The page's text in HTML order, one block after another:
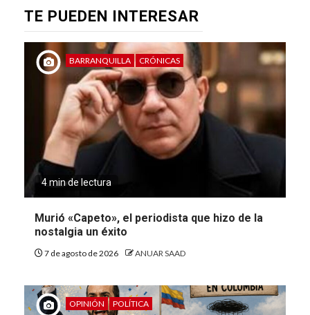
TE PUEDEN INTERESAR
BARRANQUILLA CRÓNICAS
4 min de lectura
Murió «Capeto», el periodista que hizo de la
nostalgia un éxito
7 de agosto de 2026 ANUAR SAAD
OPINIÓN POLÍTICA